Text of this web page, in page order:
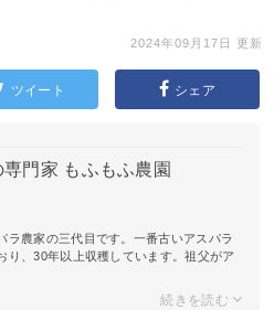
2024年09月17日 更新
ツイート シェア
門家 もふもふ農園
ラ農家の三代目です。一番古いアスパラ
り、30年以上収穫しています。祖父がア